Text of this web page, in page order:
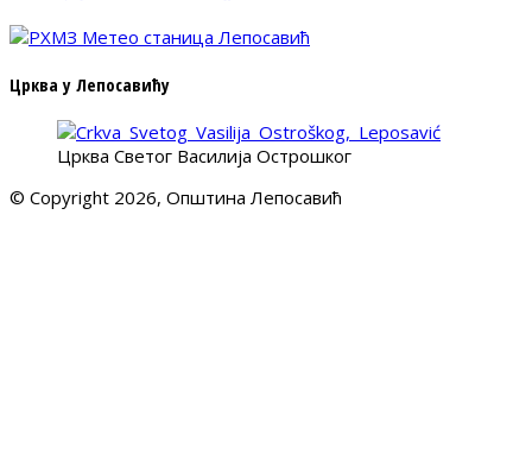
Црква у Лепосавићу
Црква Светог Василија Острошког
© Copyright 2026, Општина Лепосавић